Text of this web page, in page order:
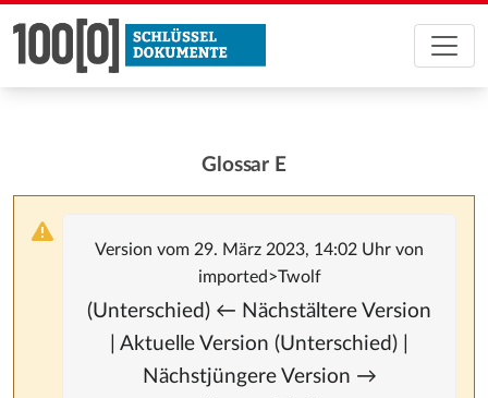
Glossar E
Version vom 29. März 2023, 14:02 Uhr von
imported>Twolf
(Unterschied) ← Nächstältere Version
| Aktuelle Version (Unterschied) |
Nächstjüngere Version →